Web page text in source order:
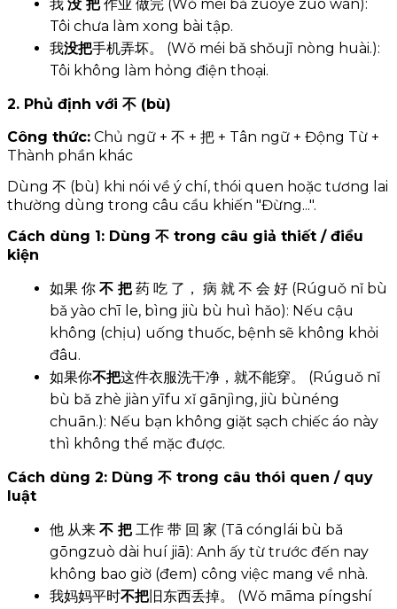
我 没 把 作业 做完 (Wǒ méi bǎ zuòyè zuò wán):
Tôi chưa làm xong bài tập.
我没把手机弄坏。 (Wǒ méi bǎ shǒujī nòng huài.):
Tôi không làm hỏng điện thoại.
2. Phủ định với 不 (bù)
Công thức: Chủ ngữ + 不 + 把 + Tân ngữ + Động Từ +
Thành phần khác
Dùng 不 (bù) khi nói về ý chí, thói quen hoặc tương lai
thường dùng trong câu cầu khiến "Đừng...".
Cách dùng 1: Dùng 不 trong câu giả thiết / điều
kiện
如果 你 不 把 药 吃 了， 病 就 不 会 好 (Rúguǒ nǐ bù
bǎ yào chī le, bìng jiù bù huì hǎo): Nếu cậu
không (chịu) uống thuốc, bệnh sẽ không khỏi
đâu.
如果你不把这件衣服洗干净，就不能穿。 (Rúguǒ nǐ
bù bǎ zhè jiàn yīfu xǐ gānjìng, jiù bùnéng
chuān.): Nếu bạn không giặt sạch chiếc áo này
thì không thể mặc được.
Cách dùng 2: Dùng 不 trong câu thói quen / quy
luật
他 从来 不 把 工作 带 回 家 (Tā cónglái bù bǎ
gōngzuò dài huí jiā): Anh ấy từ trước đến nay
không bao giờ (đem) công việc mang về nhà.
我妈妈平时不把 旧东西丢掉。 (Wǒ māma píngshí